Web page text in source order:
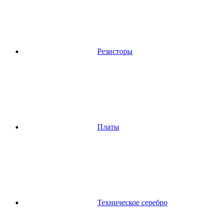
Резисторы
Платы
Техническое серебро